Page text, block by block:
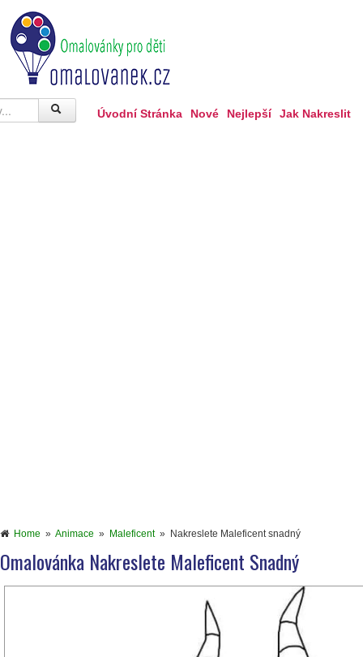
Úvodní Stránka Nové Nejlepší Jak Nakreslit
Home » Animace » Maleficent» Nakreslete Maleficent snadný
Omalovánka Nakreslete Maleficent Snadný